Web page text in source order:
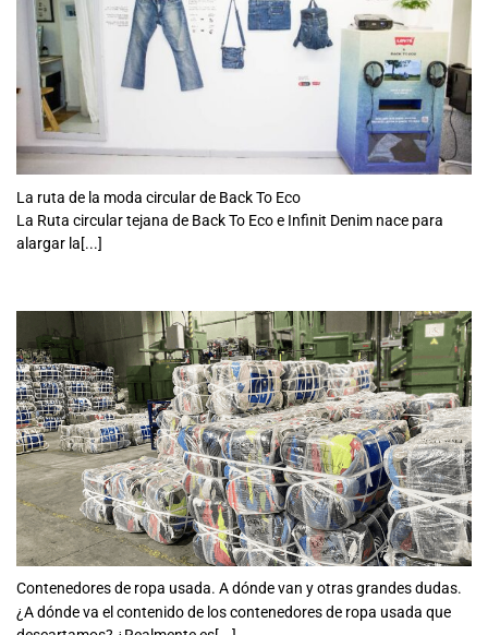
La ruta de la moda circular de Back To Eco
La Ruta circular tejana de Back To Eco e Infinit Denim nace para
alargar la[...]
Contenedores de ropa usada. A dónde van y otras grandes dudas.
¿A dónde va el contenido de los contenedores de ropa usada que